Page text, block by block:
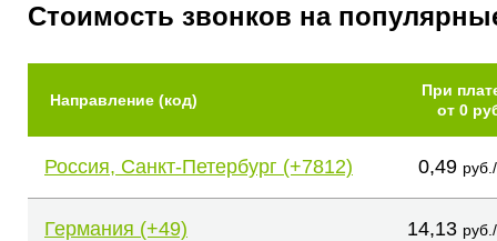
Стоимость звонков на
Направление (код)
При
от 0
Россия, Санкт-Петербург (+7812) 0,49
Германия (+49) 14,13